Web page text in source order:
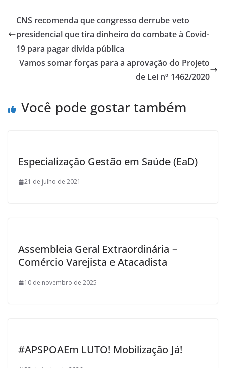
b
o
o
k
er e
CNS recomenda que congresso derrube veto
presidencial que tira dinheiro do combate à Covid-
19 para pagar dívida pública
Vamos somar forças para a aprovação do Projeto
de Lei nº 1462/2020
Você pode gostar também
Especialização Gestão em Saúde (EaD)
21 de julho de 2021
Assembleia Geral Extraordinária –
Comércio Varejista e Atacadista
10 de novembro de 2025
#APSPOAEm LUTO! Mobilização Já!